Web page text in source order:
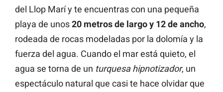
del Llop Marí y te encuentras con una pequeña
playa de unos20 metros de largo y 12 de ancho,
rodeada de rocas modeladas por la dolomía y la
fuerza del agua. Cuando el mar está quieto, el
agua se torna de un turquesa hipnotizador, un
espectáculo natural que casi te hace olvidar que